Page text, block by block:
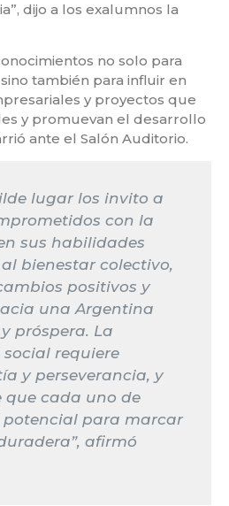
dijo a los exalumnos la
no solo para
también para influir en
y proyectos que
y promuevan el desarrollo
ante el Salón Auditorio.
lugar los invito a
con la
sus habilidades
bienestar colectivo,
positivos y
una Argentina
próspera. La
requiere
y perseverancia, y
que cada uno de
potencial para marcar
afirmó